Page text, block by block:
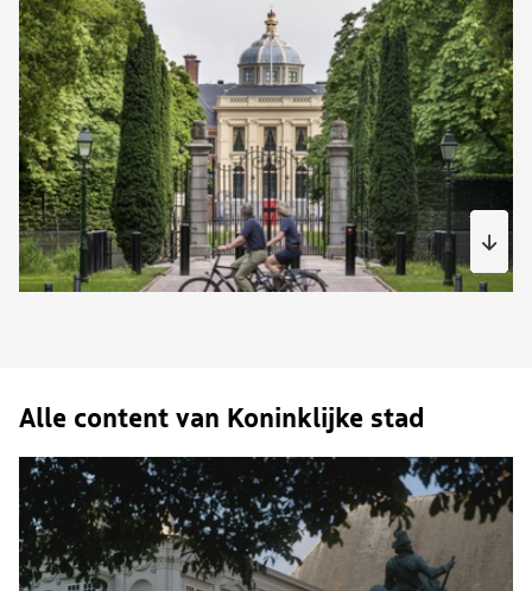
Alle content van Koninklijke stad